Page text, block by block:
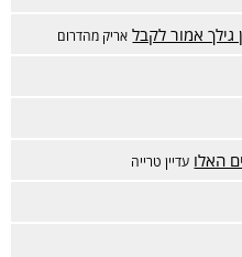
אמור לקבל אריק מהדרום
עדיין טרייה